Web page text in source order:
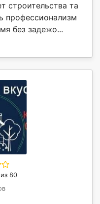
строительства та
профессионализм
без задежо...
80